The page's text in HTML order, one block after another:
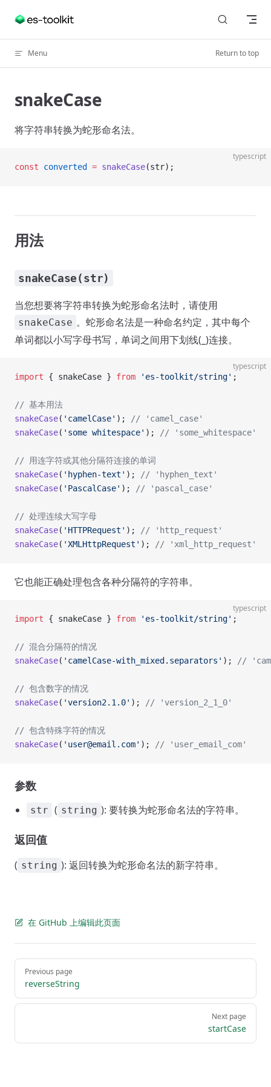
Skip to content
Menu Return to top
snakeCase
将字符串转换为蛇形命名法。
typescript
const converted = snakeCase(str);
用法
snakeCase(str)
当您想要将字符串转换为蛇形命名法时，请使用
snakeCase 。蛇形命名法是一种命名约定，其中每个
单词都以小写字母书写，单词之间用下划线(_)连接。
typescript
import { snakeCase } from 'es-toolkit/string' ;
// 基本用法
snakeCase( 'camelCase' );
// 'camel_case'
snakeCase( 'some whitespace' ); // 'some_whitespace'
// 用连字符或其他分隔符连接的单词
snakeCase( 'hyphen-text' );
// 'hyphen_text'
snakeCase( 'PascalCase' ); // 'pascal_case'
// 处理连续大写字母
snakeCase( 'HTTPRequest' );
// 'http_request'
snakeCase( 'XMLHttpRequest' ); // 'xml_http_request'
它也能正确处理包含各种分隔符的字符串。
typescript
import { snakeCase } from 'es-toolkit/string' ;
// 混合分隔符的情况
snakeCase( 'camelCase-with_mixed.separators' ); //
// 包含数字的情况
snakeCase( 'version2.1.0' ); // 'version_2_1_0'
// 包含特殊字符的情况
snakeCase( 'user@email.com' ); // 'user_email_com'
参数
str ( string ): 要转换为蛇形命名法的字符串。
返回值
( string ): 返回转换为蛇形命名法的新字符串。
在 GitHub 上编辑此页面
Pager
Previous page
reverseString
Next page
startCase